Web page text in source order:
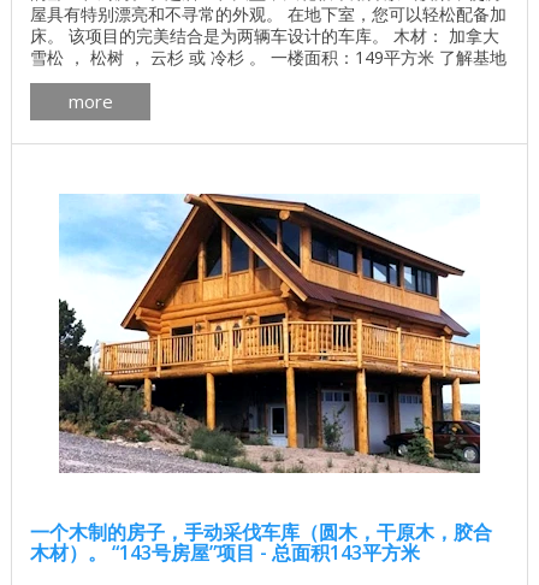
屋具有特别漂亮和不寻常的外观。 在地下室，您可以轻松配备加
床。 该项目的完美结合是为两辆车设计的车库。 木材： 加拿大
雪松 ， 松树 ， 云杉 或 冷杉 。 一楼面积：149平方米 了解基地
的价格 独立计算基础价格 所有建筑工程在建房和修理房屋 - 找
出价格 木屋的最佳项目 墙壁材料最佳住宅项目 加拿大房屋的平
面图安大略省pdf下载 加拿大木屋的制造更多 加拿大木屋外部画
廊细节 ...
more
一个木制的房子，手动采伐车库（圆木，干原木，胶合
木材）。 “143号房屋”项目 - 总面积143平方米